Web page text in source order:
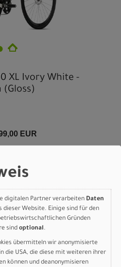
XL Ivory White -
(Gloss)
EUR
-10%
digitalen Partner verarbeiten Daten
dieser Website. Einige sind für den
Gründen
sind optional.
übermitteln wir anonymisierte
die USA, die diese mit weiteren ihrer
können und deanonymisieren